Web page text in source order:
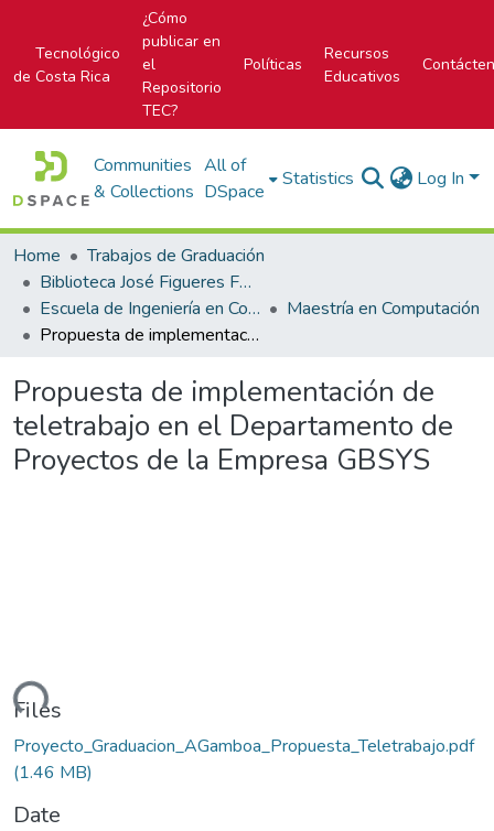
Tecnológico
de Costa Rica
¿Cómo
publicar en
el
Repositorio
TEC?
Políticas
Recursos
Educativos
Communities
& Collections
All of
DSpace
Statistics Log In
Home
Trabajos de Graduación
Biblioteca José Figueres Ferrer
Escuela de Ingeniería en Computación
Maestría en Computación
Propuesta de implementación de teletrabajo en el Departamento de Proyectos de la Empresa GBSYS
Propuesta de implementación de
teletrabajo en el Departamento de
Proyectos de la Empresa GBSYS
Files
Proyecto_Graduacion_AGamboa_Propuesta_Teletrabajo.pdf
(1.46 MB)
Date